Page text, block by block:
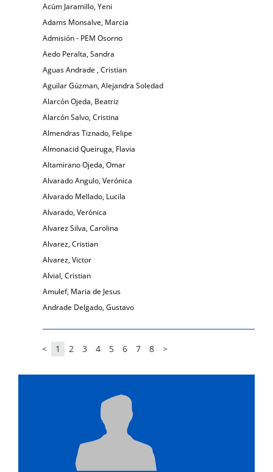
Acúm Jaramillo, Yeni
Adams Monsalve, Marcia
Admisión - PEM Osorno
Aedo Peralta, Sandra
Aguas Andrade , Cristian
Aguilar Gúzman, Alejandra Soledad
Alarcón Ojeda, Beatriz
Alarcón Salvo, Cristina
Almendras Tiznado, Felipe
Almonacid Queiruga, Flavia
Altamirano Ojeda, Omar
Alvarado Angulo, Verónica
Alvarado Mellado, Lucila
Alvarado, Verónica
Alvarez Silva, Carolina
Alvarez, Cristian
Alvarez, Victor
Alvial, Cristian
Amulef, Maria de Jesus
Andrade Delgado, Gustavo
< 1 2 3 4 5 6 7 8 >